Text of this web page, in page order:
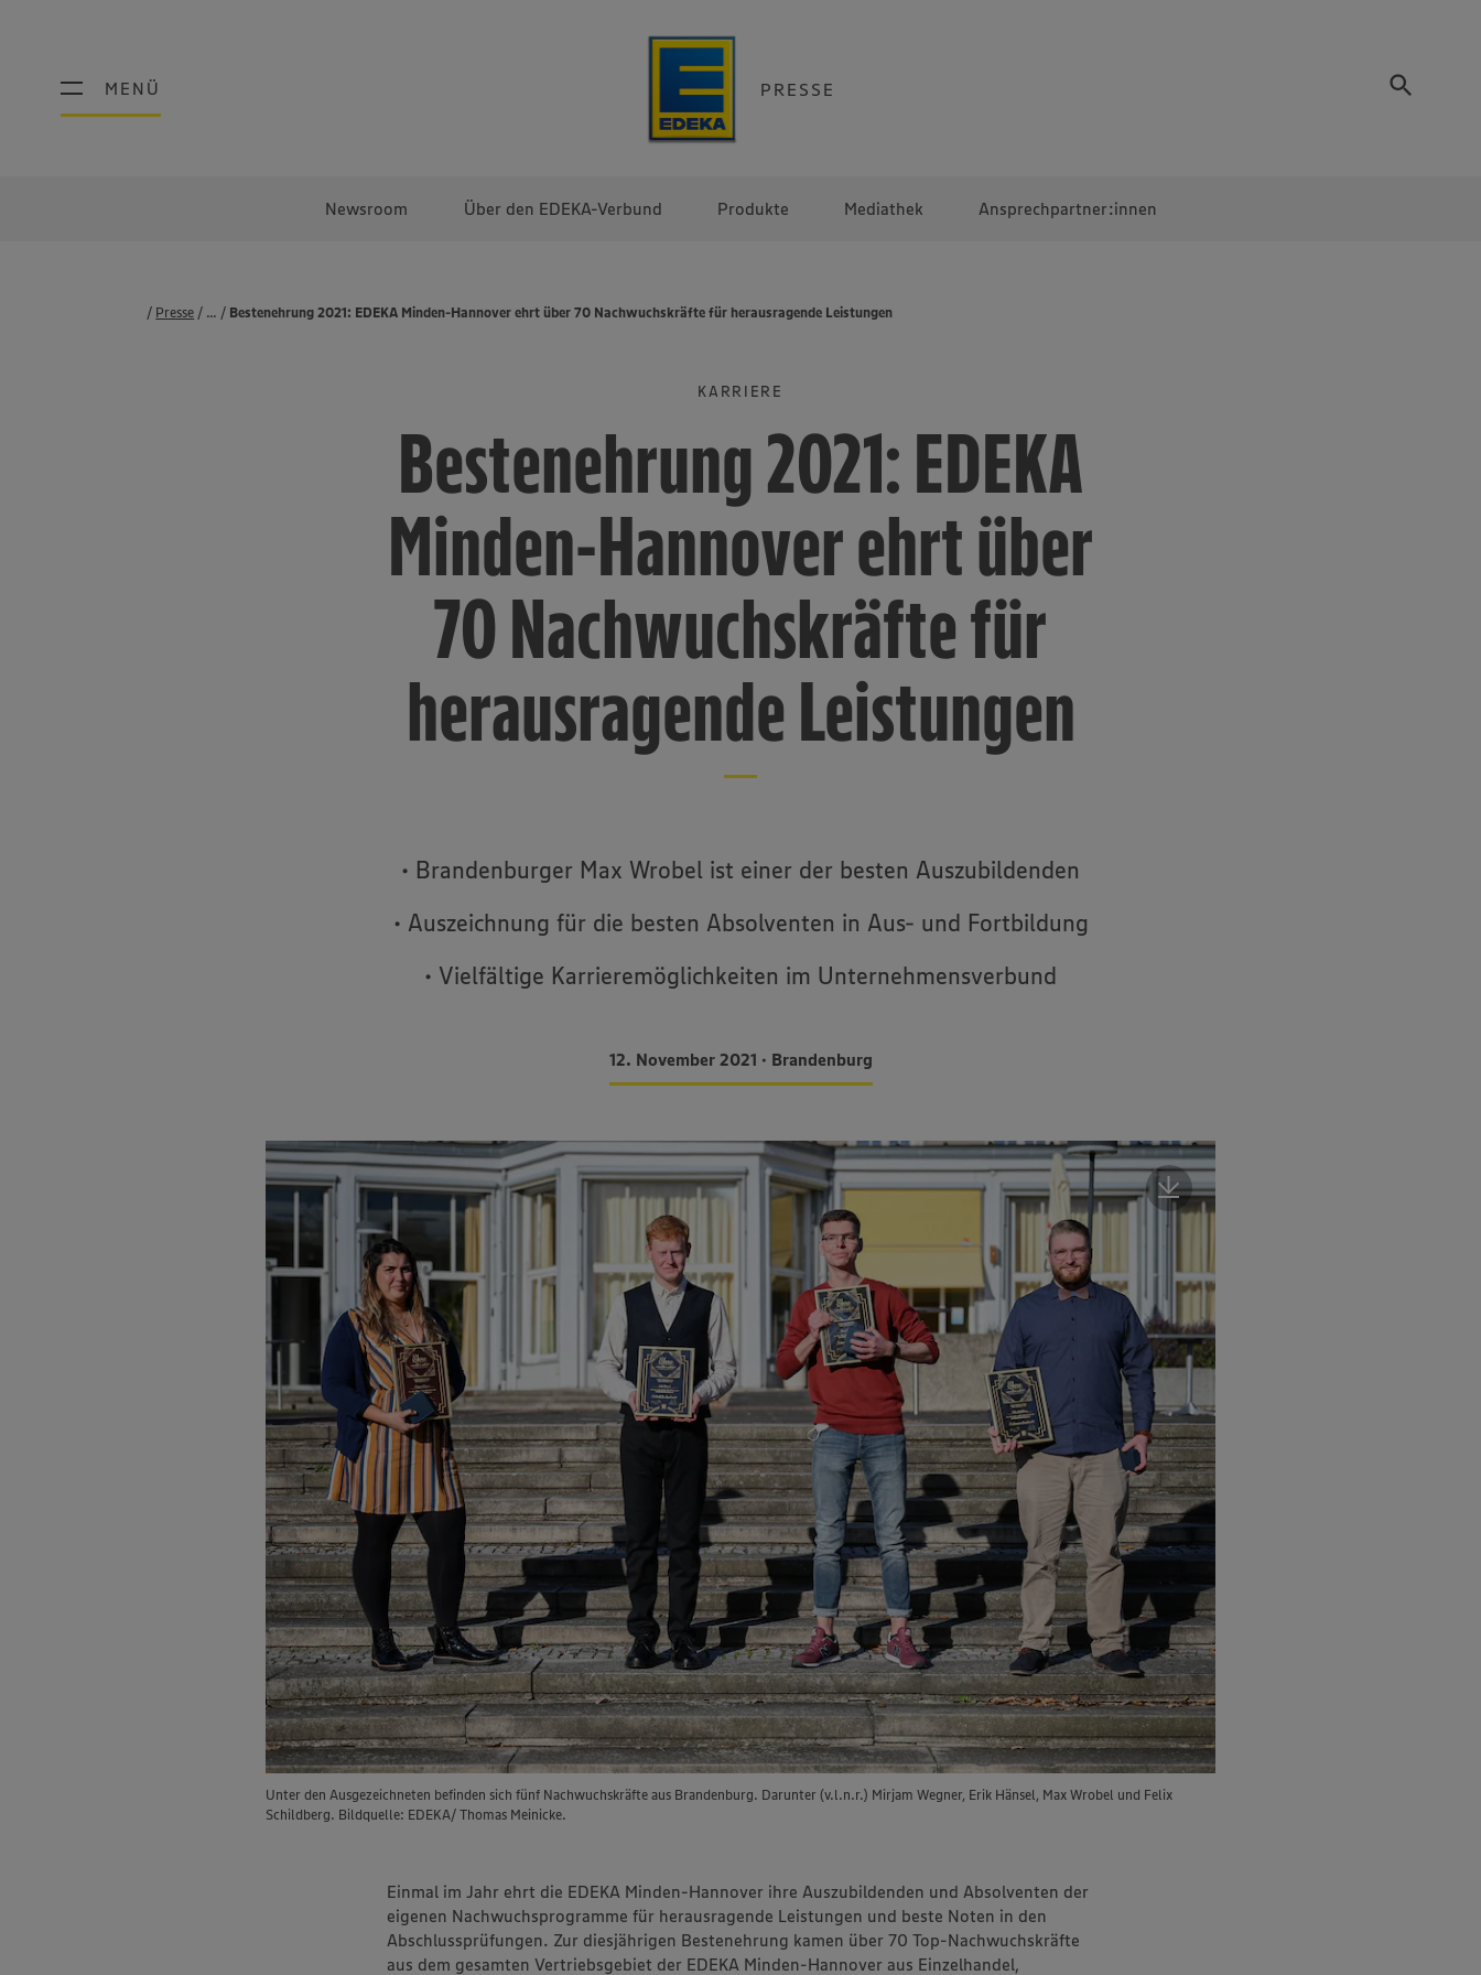
MENÜ PRESSE
MENÜ
Newsroom Über den EDEKA-Verbund Produkte Mediathek Ansprechpartner:innen
Presse Pressemeldungen
Bestenehrung 2021: EDEKA Minden-Hannover ehrt über 70 Nachwuchskräfte für herausragende Leistungen
...
KARRIERE
Bestenehrung 2021: EDEKA
Minden-Hannover ehrt über
70 Nachwuchskräfte für
herausragende Leistungen
• Brandenburger Max Wrobel ist einer der besten Auszubildenden
• Auszeichnung für die besten Absolventen in Aus- und Fortbildung
• Vielfältige Karrieremöglichkeiten im Unternehmensverbund
12. November 2021 • Brandenburg
Unter den Ausgezeichneten befinden sich fünf Nachwuchskräfte aus Brandenburg. Darunter (v.l.n.r.) Mirjam Wegner, Erik Hänsel, Max Wrobel und Felix
Schildberg. Bildquelle: EDEKA/ Thomas Meinicke.
Einmal im Jahr ehrt die EDEKA Minden-Hannover ihre Auszubildenden und Absolventen der
eigenen Nachwuchsprogramme für herausragende Leistungen und beste Noten in den
Abschlussprüfungen. Zur diesjährigen Bestenehrung kamen über 70 Top-Nachwuchskräfte
aus dem gesamten Vertriebsgebiet der EDEKA Minden-Hannover aus Einzelhandel,